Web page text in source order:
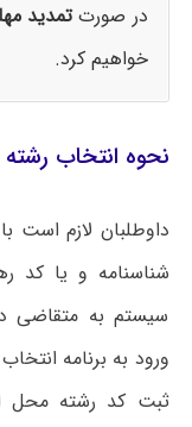
در صورتتمدید
خواهیم کرد.
نحوه انتخاب رشته
داوطلبان لازم است
شناسنامه و یا کد
سیستم به متقاضی
ورود به برنامه